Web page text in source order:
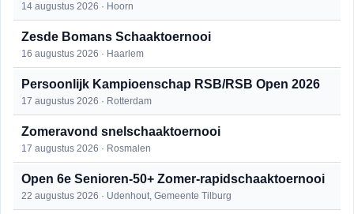
14 augustus 2026 · Hoorn
Zesde Bomans Schaaktoernooi
16 augustus 2026 · Haarlem
Persoonlijk Kampioenschap RSB/RSB Open 2026
17 augustus 2026 · Rotterdam
Zomeravond snelschaaktoernooi
17 augustus 2026 · Rosmalen
Open 6e Senioren-50+ Zomer-rapidschaaktoernooi
22 augustus 2026 · Udenhout, Gemeente Tilburg